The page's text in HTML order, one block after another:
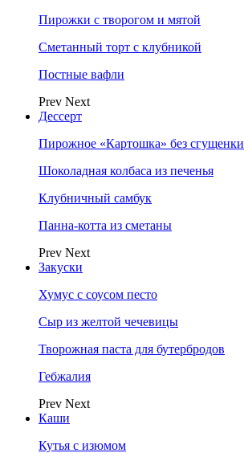
Пирожки с творогом и мятой
Сметанный торт с клубникой
Постные вафли
Prev Next
Дессерт
Пирожное «Картошка» без сгущенки
Шоколадная колбаса из печенья
Клубничный самбук
Панна-котта из сметаны
Prev Next
Закуски
Хумус с соусом песто
Сыр из желтой чечевицы
Творожная паста для бутербродов
Гебжалия
Prev Next
Каши
Кутья с изюмом